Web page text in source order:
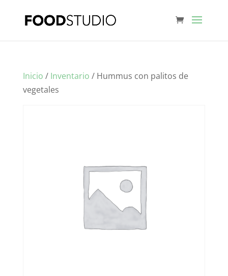
Inicio / Inventario / Hummus con palitos de
vegetales